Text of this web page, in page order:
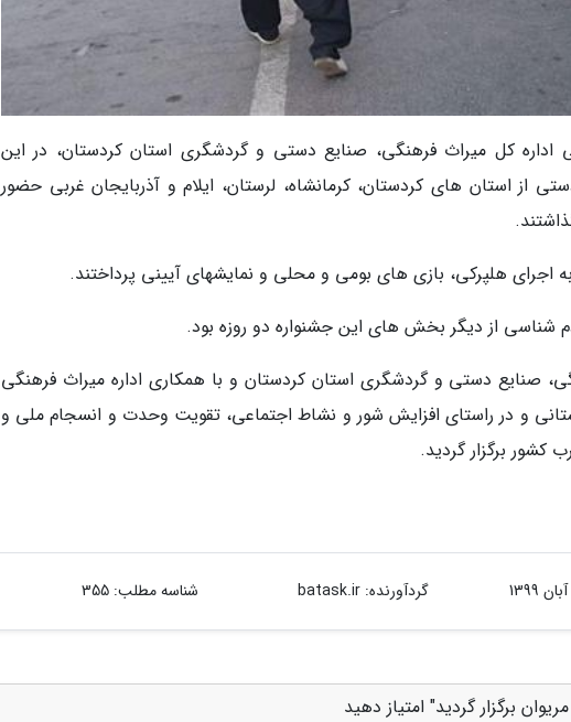
اداره کل میراث فرهنگی، صنایع دستی و گردشگری استان کردستان، در این
از استان های کردستان، کرمانشاه، لرستان، ایلام و آذربایجان غربی حضور
اجرای هلپرکی، بازی های بومی و محلی و نمایشهای آیینی پرداختند.
شناسی از دیگر بخش های این جشنواره دو روزه بود.
صنایع دستی و گردشگری استان کردستان و با همکاری اداره میراث فرهنگی
و در راستای افزایش شور و نشاط اجتماعی، تقویت وحدت و انسجام ملی و
برگزار گردید.
گردآورنده:batask.ir شناسه مطلب: 355
برگزار گردید" امتیاز دهید